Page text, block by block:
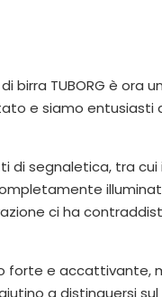
TUBORG è ora
e siamo entusiasti
segnaletica, tra cui
ci ha
e accattivante,
a distinguersi